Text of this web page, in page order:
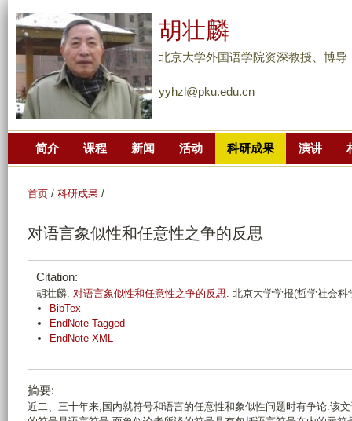
到
主
胡壮麟
北京大学外国语学院资深教授、博导
yyhzl@pku.edu.cn
简介 课程 新闻 活动 科研成果 演讲
首页 / 科研成果 /
对语言象似性和任意性之争的反思
Citation:
胡壮麟. 对语言象似性和任意性之争的反思. 北京大学学报(哲学社会科
BibTex
EndNote Tagged
EndNote XML
摘要:
近二、三十年来,国内就符号和语言的任意性和象似性问题时有争论.该